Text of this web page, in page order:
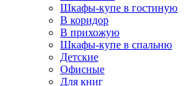
Шкафы-купе в гостиную
В коридор
В прихожую
Шкафы-купе в спальню
Детские
Офисные
Для книг